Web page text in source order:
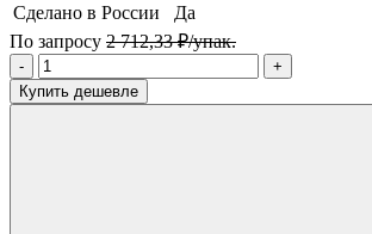
Сделано в России
Да
По запросу 2 712,33 ₽/упак.
-
+
Купить дешевле